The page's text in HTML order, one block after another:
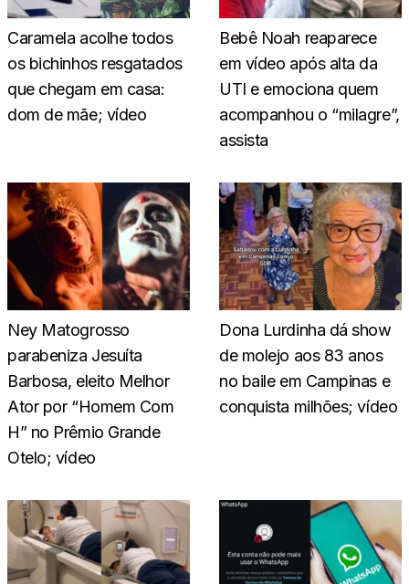
Caramela acolhe todos
os bichinhos resgatados
que chegam em casa:
dom de mãe; vídeo
Bebê Noah reaparece
em vídeo após alta da
UTI e emociona quem
acompanhou o “milagre”,
assista
Ney Matogrosso
parabeniza Jesuíta
Barbosa, eleito Melhor
Ator por “Homem Com
H” no Prêmio Grande
Otelo; vídeo
Dona Lurdinha dá show
de molejo aos 83 anos
no baile em Campinas e
conquista milhões; vídeo